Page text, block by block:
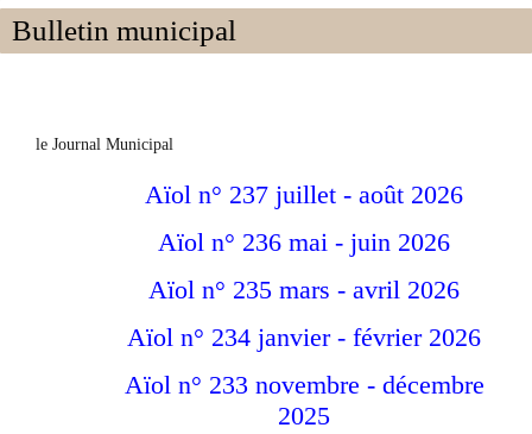
Bulletin municipal
le Journal Municipal
Aïol n° 237 juillet - août 2026
Aïol n° 236 mai - juin 2026
Aïol n° 235 mars - avril 2026
Aïol n° 234 janvier - février 2026
Aïol n° 233 novembre - décembre
2025